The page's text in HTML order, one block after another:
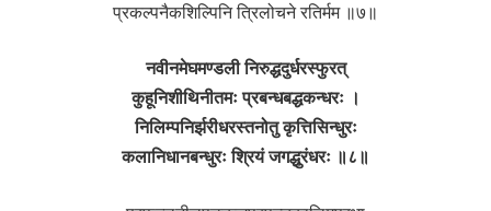
प्रकल्पनैकशिल्पिनि त्रिलोचने रतिर्मम ॥७॥
नवीनमेघमण्डली निरुद्धदुर्धरस्फुरत्
कुहूनिशीथिनीतमः प्रबन्धबद्धकन्धरः ।
निलिम्पनिर्झरीधरस्तनोतु कृत्तिसिन्धुरः
कलानिधानबन्धुरः श्रियं जगद्धुरंधरः ॥८॥